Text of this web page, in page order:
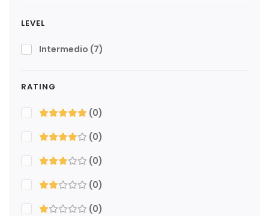
LEVEL
Intermedio (7)
RATING
(0)
(0)
(0)
(0)
(0)